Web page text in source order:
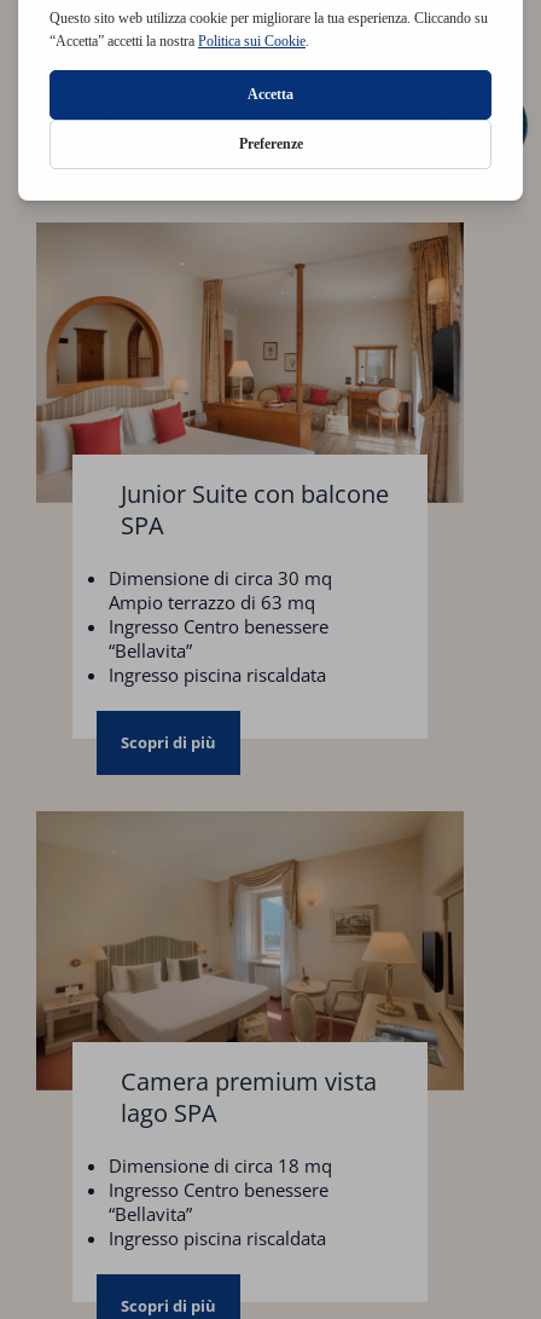
Parcheggio
Scopri di più
Junior Suite con balcone
SPA
Dimensione di circa 30 mq
Ampio terrazzo di 63 mq
Ingresso Centro benessere
“Bellavita”
Ingresso piscina riscaldata
Scopri di più
Camera premium vista
lago SPA
Dimensione di circa 18 mq
Ingresso Centro benessere
“Bellavita”
Ingresso piscina riscaldata
Scopri di più